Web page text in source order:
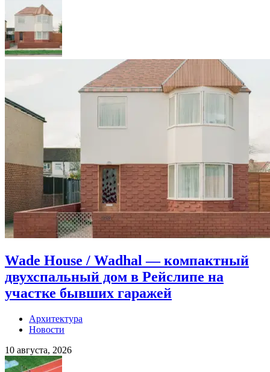
Wade House / Wadhal — компактный
двухспальный дом в Рейслипе на
участке бывших гаражей
Архитектура
Новости
10 августа, 2026